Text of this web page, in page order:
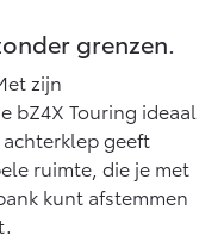
Verso
ELEKTRISCH
grenzen.
zijn
bZ4X Touring ideaal
geeft
ruimte, die je met
kunt afstemmen